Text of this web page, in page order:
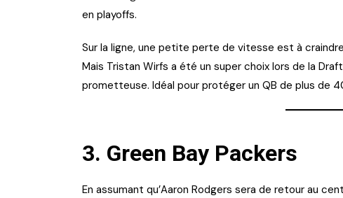
en playoffs.
Sur la ligne, une petite perte de vitesse est à
Mais Tristan Wirfs a été un super choix lors de la
prometteuse. Idéal pour protéger un QB de plus de
3. Green Bay Packers
En assumant qu’Aaron Rodgers sera de retour au